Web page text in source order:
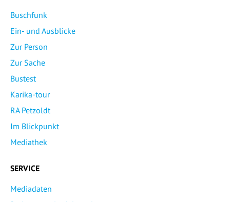
Buschfunk
Ein- und Ausblicke
Zur Person
Zur Sache
Bustest
Karika-tour
RA Petzoldt
Im Blickpunkt
Mediathek
SERVICE
Mediadaten